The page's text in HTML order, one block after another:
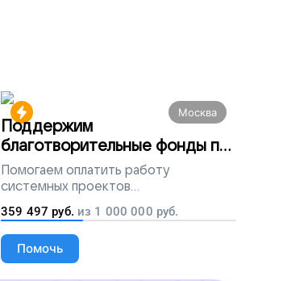
Москва
Поддержим
благотворительные фонды по
всей России
Помогаем оплатить работу
системных проектов
благотворительных организаций
359 497 руб. из 1 000 000 руб.
Помочь